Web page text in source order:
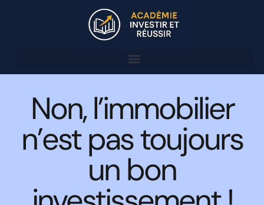
Non, l’immobilier
n’est pas toujours
un bon